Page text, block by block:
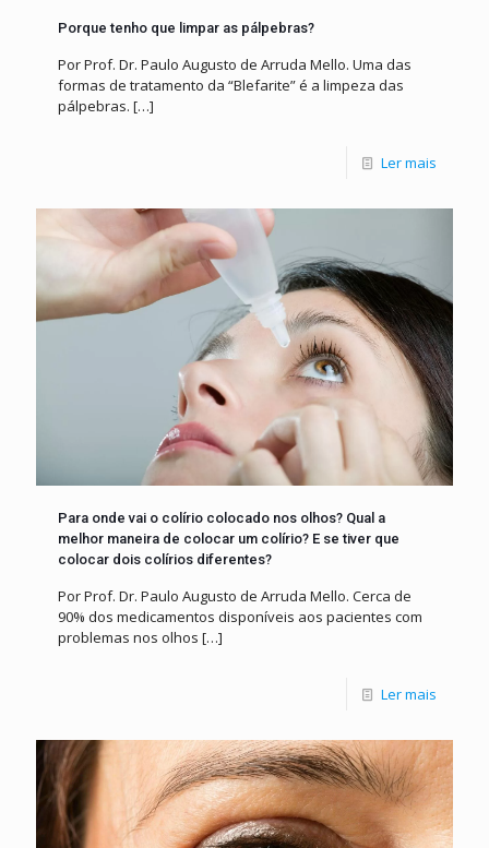
Porque tenho que limpar as pálpebras?
Por Prof. Dr. Paulo Augusto de Arruda Mello. Uma das
formas de tratamento da “Blefarite” é a limpeza das
pálpebras. […]
Ler mais
Para onde vai o colírio colocado nos olhos? Qual a
melhor maneira de colocar um colírio? E se tiver que
colocar dois colírios diferentes?
Por Prof. Dr. Paulo Augusto de Arruda Mello. Cerca de
90% dos medicamentos disponíveis aos pacientes com
problemas nos olhos […]
Ler mais